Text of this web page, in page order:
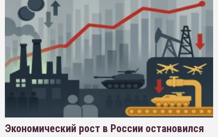
Экономический рост в России остановился